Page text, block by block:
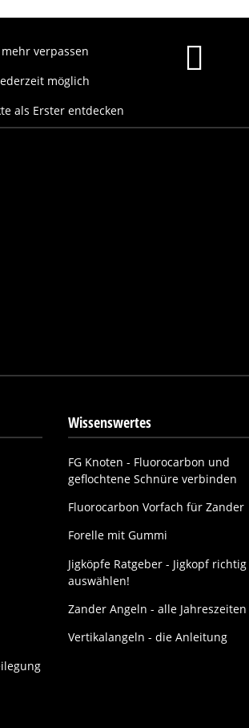
verpassen
möglich
als Erster entdecken
Wissenswertes
FG Knoten - Fluorocarbon und
geflochtene Schnüre verbinden
Fluorocarbon Vorfach für Zander
Forelle mit Gummi
Jigköpfe Ratgeber - Jigkopf richtig
auswählen!
Zander Angeln - alle Jahreszeiten
Vertikalangeln - die Anleitung